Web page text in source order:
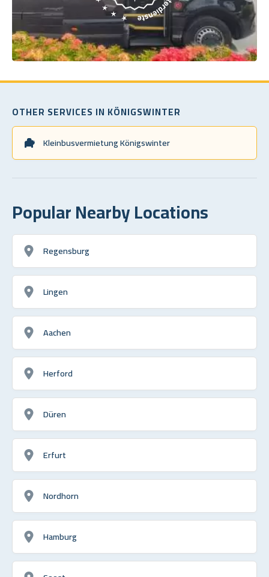
OTHER SERVICES IN KÖNIGSWINTER
Kleinbusvermietung Königswinter
Popular Nearby Locations
Regensburg
Lingen
Aachen
Herford
Düren
Erfurt
Nordhorn
Hamburg